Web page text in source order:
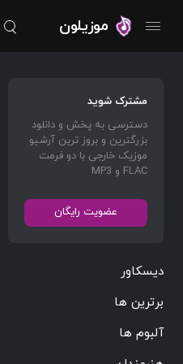
موزیلون
مشترک شوید
دسترسی به پخش و دانلود
بزرگترین و بروز ترین آرشیو
موزیک خارجی با دو فرمت
FLAC و MP3
عضویت رایگان
دیسکاور
برترین ها
آلبوم ها
Bitch
(Live
At
Univer
sity Of
Leeds
/ 1971)
Rolling
Stones
05:24